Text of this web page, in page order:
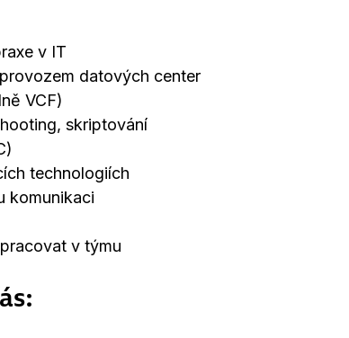
v IT
datových center
VCF)
skriptování
technologiích
komunikaci
v týmu